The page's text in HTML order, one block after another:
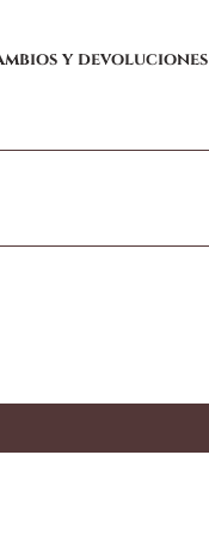
y devoluciones